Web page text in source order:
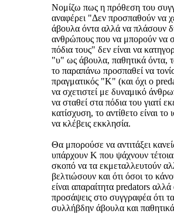
Νομίζω πως η πρόθεση του
αναφέρει "Δεν προσπαθούν να
άβουλα όντα αλλά να πλάσουν
ανθρώπους που να μπορούν να
πόδια τους" δεν είναι να
"υ" ως άβουλα, παθητικά όντα,
το παραπάνω προσπαθεί να
πραγματικός "Κ" (και όχι ο
να σχετιστεί με δυναμικό
να σταθεί στα πόδια του γιατί
κατίσχυση, το αντίθετο είναι
να κλέβεις εκκλησία.
Θα μπορούσε να αντιτάξει
υπάρχουν Κ που ψάχνουν
σκοπό να τα εκμεταλλευτούν
βελτιώσουν και ότι όσοι το
είναι απαραίτητα predators αλλά
προσάψεις στο συγγραφέα ότι τα
συλλήβδην άβουλα και